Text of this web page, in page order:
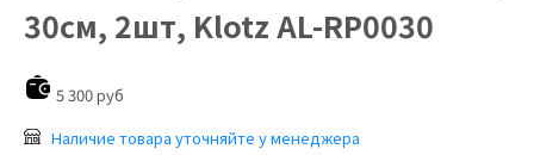
30см, 2шт, Klotz AL-RP0030
5 300 руб
Наличие товара уточняйте у менеджера